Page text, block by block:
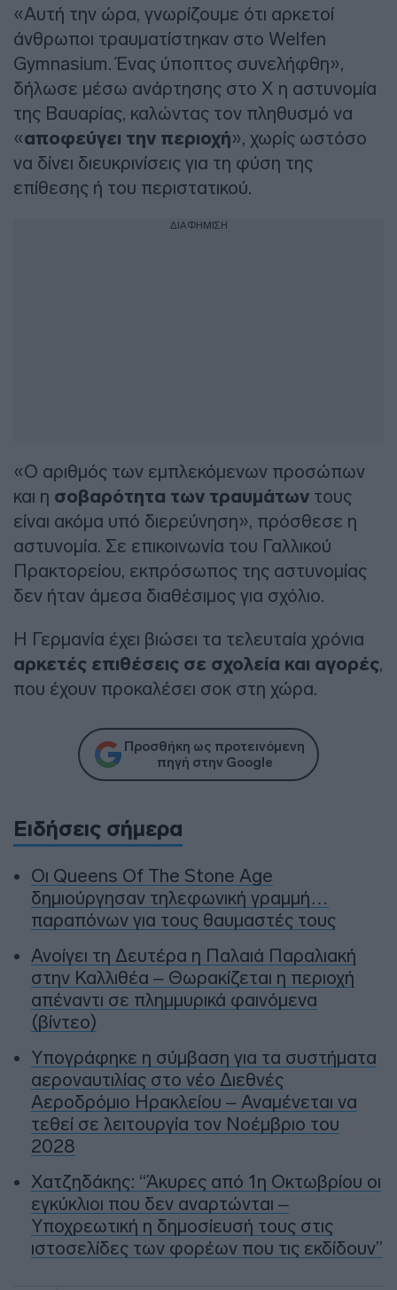
«Αυτή την ώρα, γνωρίζουμε ότι αρκετοί
άνθρωποι τραυματίστηκαν στο Welfen
Gymnasium. Ένας ύποπτος συνελήφθη»,
δήλωσε μέσω ανάρτησης στο Χ η αστυνομία
της Βαυαρίας, καλώντας τον πληθυσμό να
«αποφεύγει την περιοχή», χωρίς ωστόσο
να δίνει διευκρινίσεις για τη φύση της
επίθεσης ή του περιστατικού.
ΔΙΑΦΗΜΙΣΗ
«Ο αριθμός των εμπλεκόμενων προσώπων
και η σοβαρότητα των τραυμάτων τους
είναι ακόμα υπό διερεύνηση», πρόσθεσε η
αστυνομία. Σε επικοινωνία του Γαλλικού
Πρακτορείου, εκπρόσωπος της αστυνομίας
δεν ήταν άμεσα διαθέσιμος για σχόλιο.
Η Γερμανία έχει βιώσει τα τελευταία χρόνια
αρκετές επιθέσεις σε σχολεία και αγορές,
που έχουν προκαλέσει σοκ στη χώρα.
Προσθήκη ως προτεινόμενη
πηγή στην Google
Ειδήσεις σήμερα
Οι Queens Of The Stone Age
δημιούργησαν τηλεφωνική γραμμή…
παραπόνων για τους θαυμαστές τους
Ανοίγει τη Δευτέρα η Παλαιά Παραλιακή
στην Καλλιθέα – Θωρακίζεται η περιοχή
απέναντι σε πλημμυρικά φαινόμενα
(βίντεο)
Υπογράφηκε η σύμβαση για τα συστήματα
αεροναυτιλίας στο νέο Διεθνές
Αεροδρόμιο Ηρακλείου – Αναμένεται να
τεθεί σε λειτουργία τον Νοέμβριο του
2028
Χατζηδάκης: “Άκυρες από 1η Οκτωβρίου οι
εγκύκλιοι που δεν αναρτώνται –
Υποχρεωτική η δημοσίευσή τους στις
ιστοσελίδες των φορέων που τις εκδίδουν”